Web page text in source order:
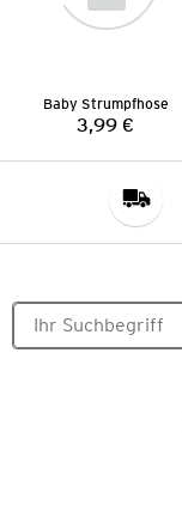
Baby Strumpfhose
Preis:
3,99 €